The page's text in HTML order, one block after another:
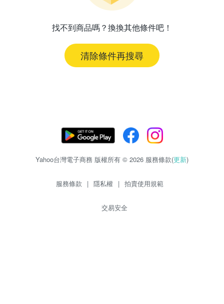
找不到商品嗎？換換其他條件吧！
清除條件再搜尋
Yahoo台灣電子商務 版權所有 © 2026 服務條款(更新)
服務條款 | 隱私權 | 拍賣使用規範
交易安全